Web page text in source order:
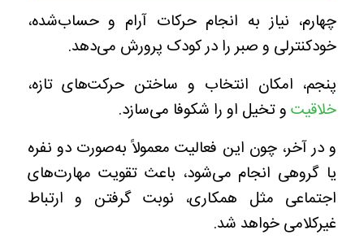
چهارم، نیاز به انجام حرکات آرام و حساب‌شده،
خودکنترلی و صبر را در کودک پرورش می‌دهد.
پنجم، امکان انتخاب و ساختن حرکت‌های تازه،
خلاقیتو تخیل او را شکوفا می‌سازد.
و در آخر، چون این فعالیت معمولاً به‌صورت دو نفره
یا گروهی انجام می‌شود، باعث تقویت مهارت‌های
اجتماعی مثل همکاری، نوبت گرفتن و ارتباط
غیرکلامی خواهد شد.